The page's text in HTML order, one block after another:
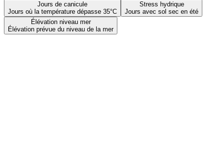
Jours de canicule
Jours où la température dépasse 35°C
Stress hydrique
Jours avec sol sec en été
Élévation niveau mer
Élévation prévue du niveau de la mer